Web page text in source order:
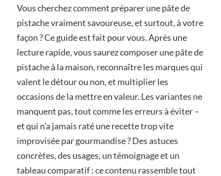
Vous cherchez comment préparer une pâte de
pistache vraiment savoureuse, et surtout, à votre
façon ? Ce guide est fait pour vous. Après une
lecture rapide, vous saurez composer une pâte de
pistache à la maison, reconnaître les marques qui
valent le détour ou non, et multiplier les
occasions de la mettre en valeur. Les variantes ne
manquent pas, tout comme les erreurs à éviter –
et qui n’a jamais raté une recette trop vite
improvisée par gourmandise ? Des astuces
concrètes, des usages, un témoignage et un
tableau comparatif : ce contenu rassemble tout